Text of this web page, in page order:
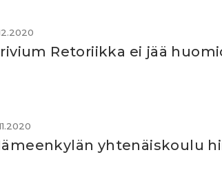
Retoriikka ei jää
yhtenäiskoulu